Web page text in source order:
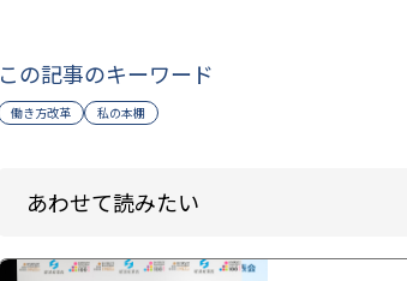
この記事のキーワード
働き方改革 私の本棚
あわせて読みたい